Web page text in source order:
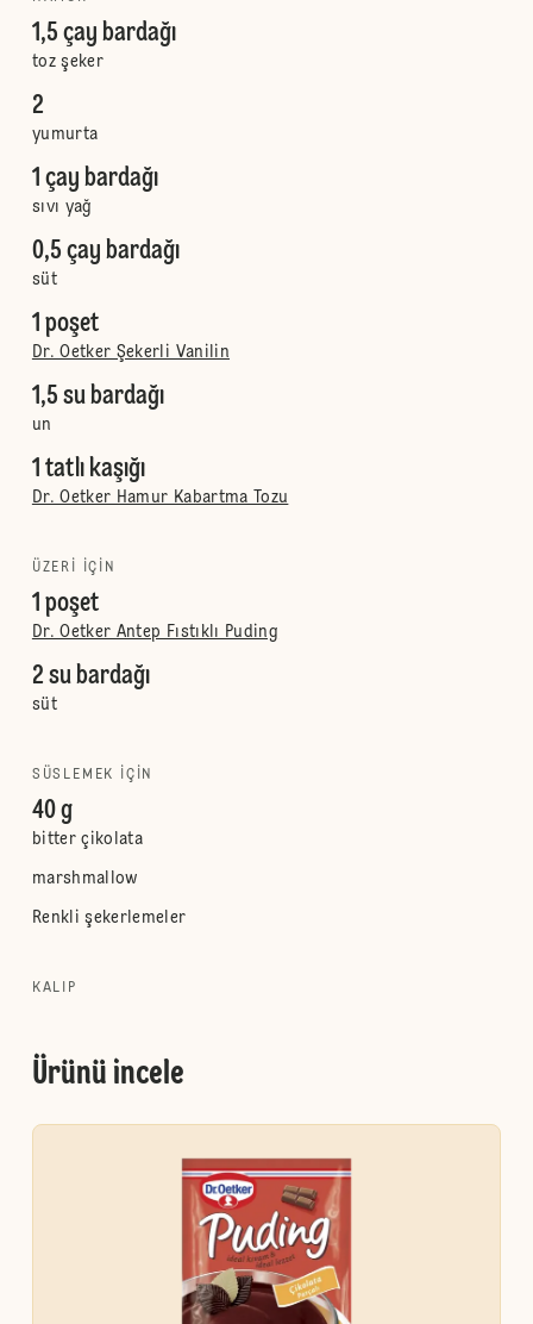
1,5 çay bardağı
toz şeker
2
yumurta
1 çay bardağı
sıvı yağ
0,5 çay bardağı
süt
1 poşet
Dr. Oetker Şekerli Vanilin
1,5 su bardağı
un
1 tatlı kaşığı
Dr. Oetker Hamur Kabartma Tozu
ÜZERI IÇIN
1 poşet
Dr. Oetker Antep Fıstıklı Puding
2 su bardağı
süt
SÜSLEMEK IÇIN
40 g
bitter çikolata
marshmallow
Renkli şekerlemeler
KALIP
Ürünü incele